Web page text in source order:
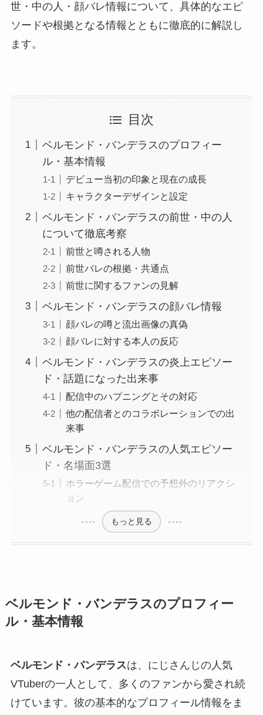
世・中の人・顔バレ情報について、具体的なエピ
ソードや根拠となる情報とともに徹底的に解説し
ます。
目次
ベルモンド・バンデラスのプロフィー
ル・基本情報
デビュー当初の印象と現在の成長
キャラクターデザインと設定
ベルモンド・バンデラスの前世・中の人
について徹底考察
前世と噂される人物
前世バレの根拠・共通点
前世に関するファンの見解
ベルモンド・バンデラスの顔バレ情報
顔バレの噂と流出画像の真偽
顔バレに対する本人の反応
ベルモンド・バンデラスの炎上エピソー
ド・話題になった出来事
配信中のハプニングとその対応
他の配信者とのコラボレーションでの出
来事
ベルモンド・バンデラスの人気エピソー
ド・名場面3選
ホラーゲーム配信での予想外のリアクシ
ョン
もっと見る
ベルモンド・バンデラスのプロフィー
ル・基本情報
ベルモンド・バンデラスは、にじさんじの人気
VTuberの一人として、多くのファンから愛され続
けています。彼の基本的なプロフィール情報をま